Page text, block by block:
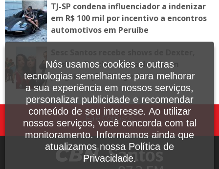
TJ-SP condena influenciador a indenizar
em R$ 100 mil por incentivo a encontros
automotivos em Peruíbe
Tasha e Tracie e Tribo de Jah em
programação de agosto
Fale Conosco
Nós usamos cookies e outras
tecnologias semelhantes para melhorar
a sua experiência em nossos serviços,
personalizar publicidade e recomendar
conteúdo de seu interesse. Ao utilizar
nossos serviços, você concorda com tal
monitoramento. Informamos ainda que
atualizamos nossa Política de
Privacidade.